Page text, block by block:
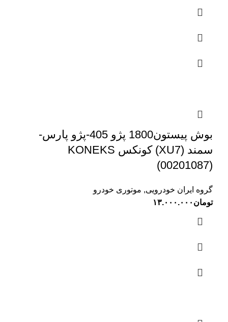
بوش پیستون1800 پژو 405-پژو پارس-
سمند (XU7) کونکس KONEKS
(00201087)
گروه ایران خودرویی, موتوری خودرو
تومان ۱۳.۰۰۰.۰۰۰